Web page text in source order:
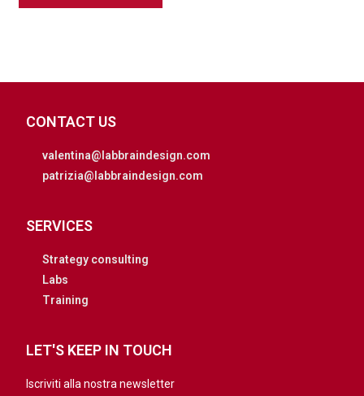
CONTACT US
valentina@labbraindesign.com
patrizia@labbraindesign.com
SERVICES
Strategy consulting
Labs
Training
LET'S KEEP IN TOUCH
Iscriviti alla nostra newsletter